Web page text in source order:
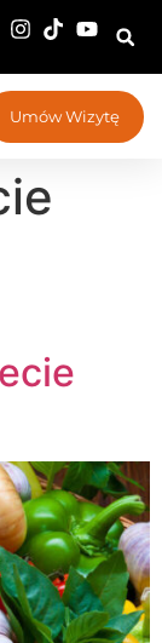
Umów Wizytę